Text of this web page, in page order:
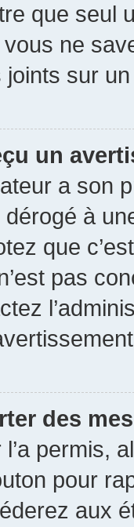
que seul
vous ne
sur
un
a son
à
que
pas
des
l’a permis,
pour
aux